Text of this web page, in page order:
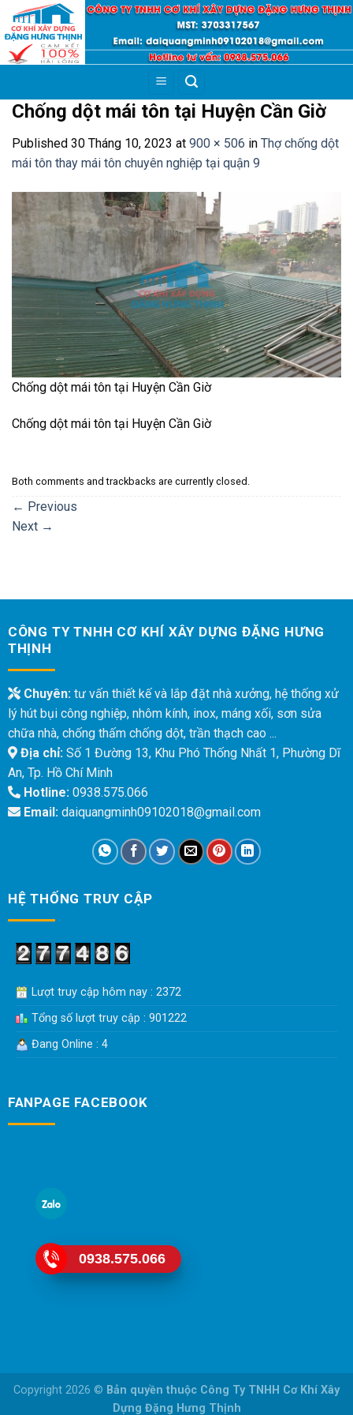
Skip
content
Chống dột mái tôn tại Huyện Cần Giờ
Published 30 Tháng 10, 2023 at 900 × 506 in Thợ chống dột
mái tôn thay mái tôn chuyên nghiệp tại quận 9
Chống dột mái tôn tại Huyện Cần Giờ
Chống dột mái tôn tại Huyện Cần Giờ
Both comments and trackbacks are currently closed.
← Previous
Next →
CÔNG TY TNHH CƠ KHÍ XÂY DỰNG ĐẶNG HƯNG
THỊNH
Chuyên:tư vấn thiết kế và lắp đặt nhà xưởng, hệ thống xử
lý hút bụi công nghiệp, nhôm kính, inox, máng xối, sơn sửa
chữa nhà, chống thấm chống dột, trần thạch cao ...
Địa chỉ:Số 1 Đường 13, Khu Phó Thống Nhất 1, Phường Dĩ
An, Tp. Hồ Chí Minh
Hotline:0938.575.066
Email:daiquangminh09102018@gmail.com
HỆ THỐNG TRUY CẬP
Lượt truy cập hôm nay : 2372
Tổng số lượt truy cập : 901222
Đang Online : 4
FANPAGE FACEBOOK
Copyright 2026 © Bản quyền thuộc Công Ty TNHH Cơ Khí Xây
Dựng Đặng Hưng Thịnh
0938.575.066